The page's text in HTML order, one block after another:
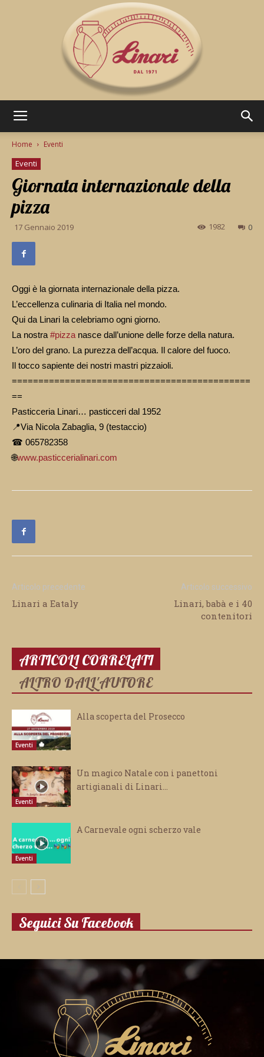
Linari
Home Eventi
Eventi
Giornata internazionale della
pizza
17 Gennaio 2019 0
1982
Oggi è la giornata internazionale della pizza.
L’eccellenza culinaria di Italia nel mondo.
Qui da Linari la celebriamo ogni giorno.
La nostra #pizza nasce dall’unione delle forze della natura.
L’oro del grano. La purezza dell’acqua. Il calore del fuoco.
Il tocco sapiente dei nostri mastri pizzaioli.
=============================================
==
Pasticceria Linari… pasticceri dal 1952
📍Via Nicola Zabaglia, 9 (testaccio)
☎ 065782358
🌐www.pasticcerialinari.com
Articolo precedente
Linari a Eataly
Articolo successivo
Linari, babà e i 40
contenitori
ARTICOLI CORRELATI
ALTRO DALL'AUTORE
Eventi
Alla scoperta del Prosecco
Eventi
Un magico Natale con i panettoni
artigianali di Linari…
Eventi
A Carnevale ogni scherzo vale
Seguici Su Facebook